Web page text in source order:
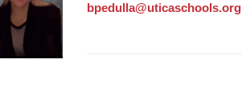
bpedulla@uticaschools.org